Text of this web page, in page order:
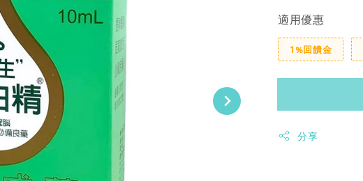
適用優惠
1%回饋金
分享